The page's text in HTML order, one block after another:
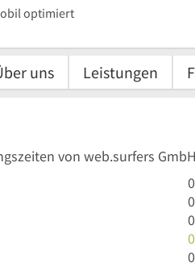
optimiert
uns Leistungen
von web.surfers
9
9
9
9
9